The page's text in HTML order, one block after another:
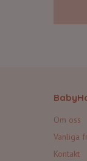
Om oss
Vanliga
Kontakt